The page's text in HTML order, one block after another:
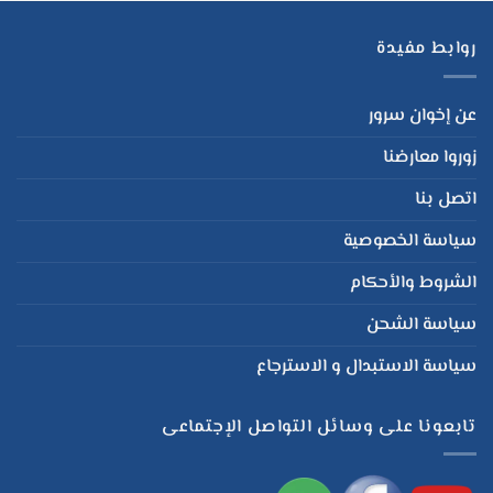
روابط مفيدة
عن إخوان سرور
زوروا معارضنا
اتصل بنا
سياسة الخصوصية
الشروط والأحكام
سياسة الشحن
سياسة الاستبدال و الاسترجاع
تابعونا على وسائل التواصل الإجتماعى